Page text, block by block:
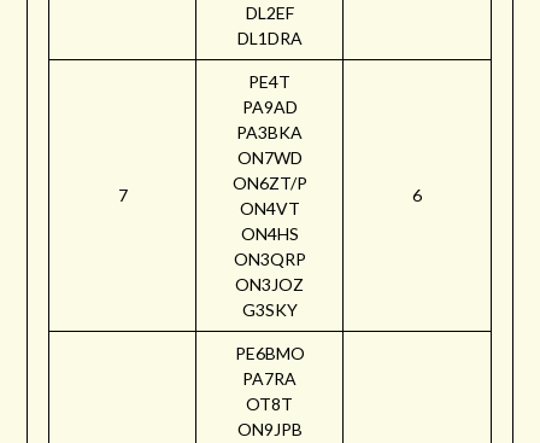
DL2EF
DL1DRA
7
PE4T
PA9AD
PA3BKA
ON7WD
ON6ZT/P
ON4VT
ON4HS
ON3QRP
ON3JOZ
G3SKY
6
PE6BMO
PA7RA
OT8T
ON9JPB